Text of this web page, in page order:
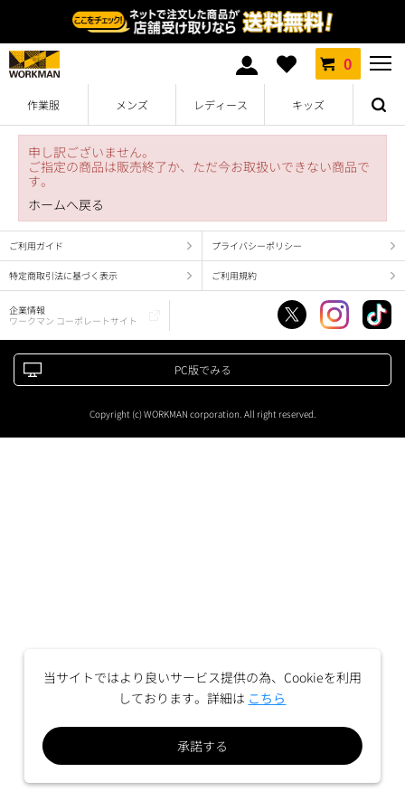
0
作業服 メンズ レディース キッズ
申し訳ございません。
ご指定の商品は販売終了か、ただ今お取扱いできない商品で
す。
ホームへ戻る
ご利用ガイド プライバシーポリシー
特定商取引法に基づく表示 ご利用規約
企業情報
ワークマン コーポレートサイト
PC版でみる
Copyright (c) WORKMAN corporation. All right reserved.
当サイトではより良いサービス提供の為、Cookieを利用
しております。詳細は こちら
承諾する